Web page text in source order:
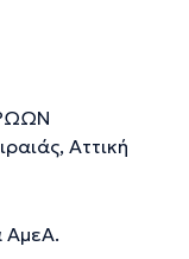
στην ανόρθωση
τεχνικες.
βασισμένη σε
Αττική
ΑμεΑ.